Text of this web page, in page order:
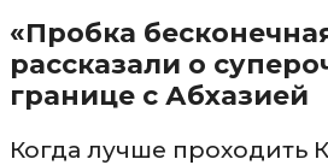
«Пробка
рассказали о
границе с Абхазией
Когда лучше проходить